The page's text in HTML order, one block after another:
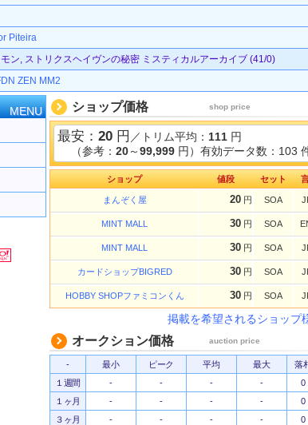
Piteira
ン, ストリクスヘイヴンの秘密 ミスティカルアーカイブ (41/0)
ZEN MM2
MENU
ショップ価格 shop price
最安： 20 円 ／トリム平均： 111 円
（参考： 20～99,999 円）有効データ数：103
ショップ 値段 セット
まんぞく屋 20 円 SOA
MINT MALL 30 円 SOA
MINT MALL 30 円 SOA
カードショップBIGRED 30 円 SOA
HOBBY SHOPファミコンくん 30 円 SOA
掲載を希望されるショップ
オークション価格 auction price
- 最小 ピーク 平均 最大
落
１週間
- - - -
0
１ヶ月
- - - -
0
３ヶ月
- - - - 0